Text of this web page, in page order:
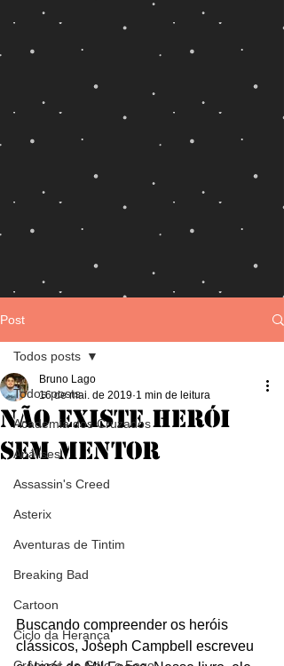
Post
Todos posts
Academia dos Cruzados
Análises
Assassin's Creed
Asterix
Aventuras de Tintim
Breaking Bad
Cartoon
Ciclo da Herança
Todos posts
Não existe herói
sem mentor
Bruno Lago
16 de mai. de 2019 1 min de leitura
Buscando compreender os heróis
clássicos, Joseph Campbell escreveu